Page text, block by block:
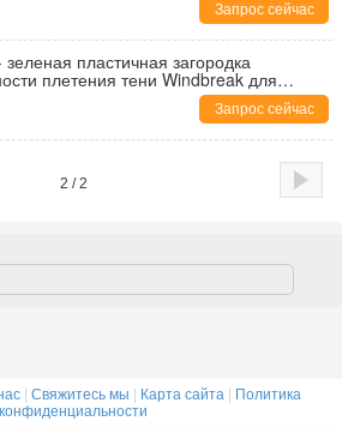
Запрос сейчас
пластичная загородка
плетения тени Windbreak для
Запрос сейчас
2 / 2
| Свяжитесь мы Карта сайта|
Политика
конфиденциальности